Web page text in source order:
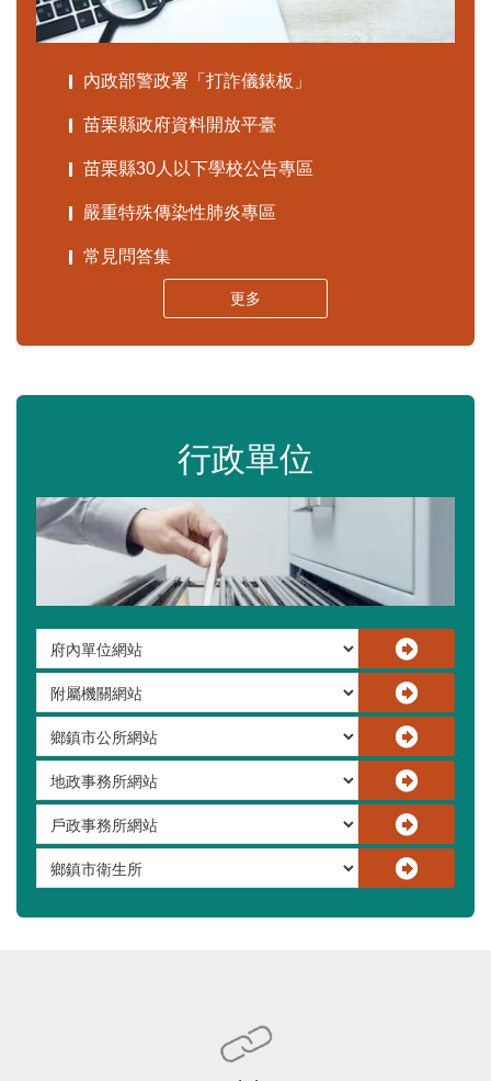
內政部警政署「打詐儀錶板」
苗栗縣政府資料開放平臺
苗栗縣30人以下學校公告專區
嚴重特殊傳染性肺炎專區
常見問答集
更多
行政單位